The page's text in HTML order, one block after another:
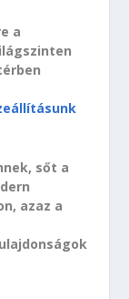
a
sőt a
azaz a